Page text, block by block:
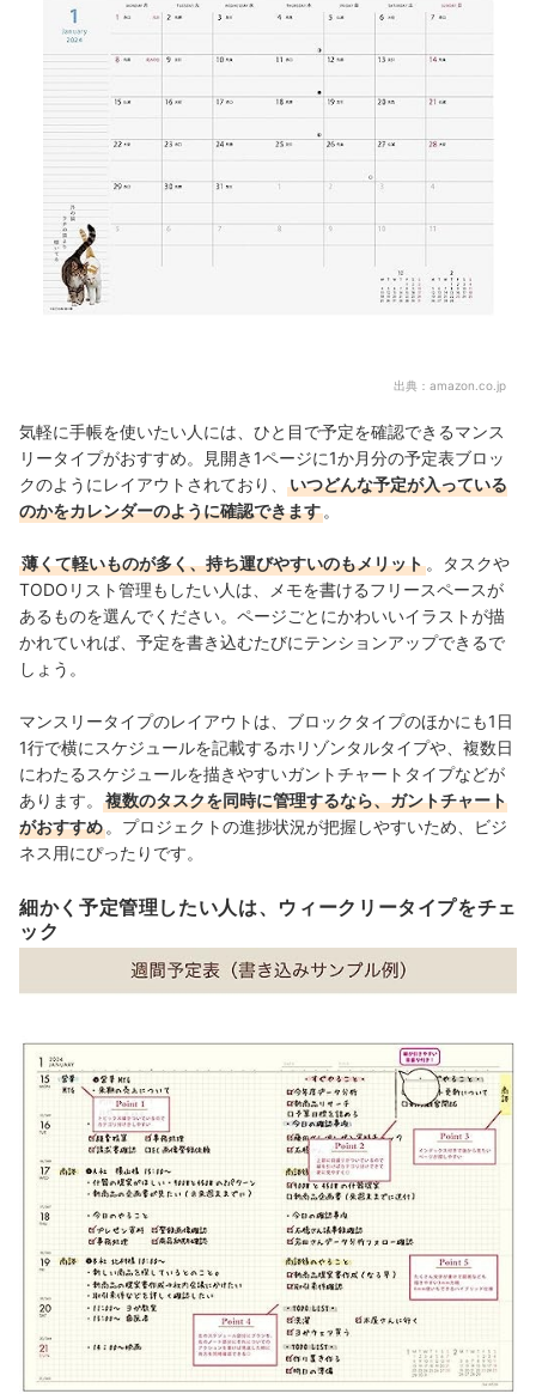
出典： amazon.co.jp
気軽に手帳を使いたい人には、ひと目で予定を確認できるマンス
リータイプがおすすめ。見開き1ページに1か月分の予定表ブロッ
クのようにレイアウトされており、
いつどんな予定が入っている
のかをカレンダーのように確認できます 。
薄くて軽いものが多く、持ち運びやすいのもメリット 。タスクや
TODOリスト管理もしたい人は、メモを書けるフリースペースが
あるものを選んでください。ページごとにかわいいイラストが描
かれていれば、 予定を書き込むたびにテンションアップできるで
しょう。
マンスリータイプのレイアウトは、ブロックタイプのほかにも1日
1行で横にスケジュールを記載するホリゾンタルタイプや、複数日
にわたるスケジュールを描きやすいガントチャートタイプなどが
あります。
複数のタスクを同時に管理するなら、ガントチャート
がおすすめ 。プロジェクトの進捗状況が把握しやすいため、ビジ
ネス用にぴったりです。
細かく予定管理したい人は、ウィークリータイプをチェ
ック